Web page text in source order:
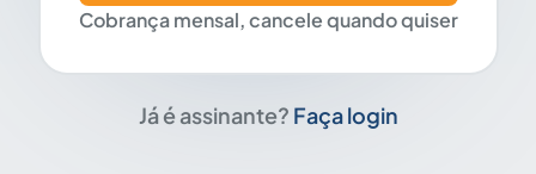
Cobrança mensal, cancele quando quiser
Já é assinante? Faça login